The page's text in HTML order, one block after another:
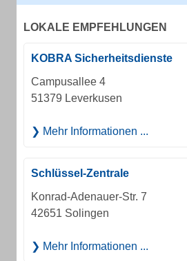
LOKALE EMPFEHLUNGEN
KOBRA Sicherheitsdienste
Campusallee 4
51379 Leverkusen
Mehr Informationen ...
Schlüssel-Zentrale
Konrad-Adenauer-Str. 7
42651 Solingen
Mehr Informationen ...